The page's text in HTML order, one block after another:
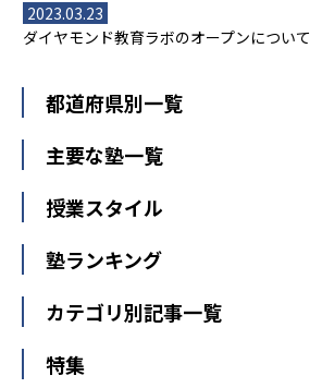
2023.03.23
ダイヤモンド教育ラボのオープンについて
都道府県別一覧
北海道・東北
山形県
福島県
関東
東京都
神奈川県
栃木県
群馬県
新潟県
主要な塾一覧
【掲載塾一覧を見る】
東京個別指導学院
明光義塾
個別教室のトライ
授業スタイル
個別指導
オンライン指導
塾ランキング
中学受験ランキング
カテゴリ別記事一覧
中学受験
特集